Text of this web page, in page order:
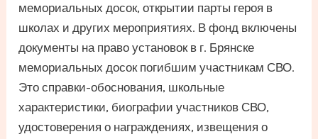
мемориальных досок, открытии парты героя в
школах и других мероприятиях. В фонд включены
документы на право установок в г. Брянске
мемориальных досок погибшим участникам СВО.
Это справки-обоснования, школьные
характеристики, биографии участников СВО,
удостоверения о награждениях, извещения о